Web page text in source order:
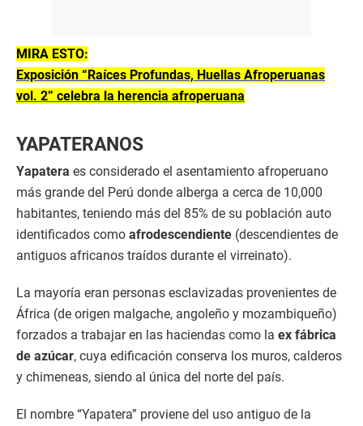
MIRA ESTO:
Exposición “Raíces Profundas, Huellas Afroperuanas
vol. 2” celebra la herencia afroperuana
YAPATERANOS
Yapatera es considerado el asentamiento afroperuano
más grande del Perú donde alberga a cerca de 10,000
habitantes, teniendo más del 85% de su población auto
identificados como afrodescendiente (descendientes de
antiguos africanos traídos durante el virreinato).
La mayoría eran personas esclavizadas provenientes de
África (de origen malgache, angoleño y mozambiqueño)
forzados a trabajar en las haciendas como la ex fábrica
de azúcar, cuya edificación conserva los muros, calderos
y chimeneas, siendo al única del norte del país.
El nombre “Yapatera” proviene del uso antiguo de la